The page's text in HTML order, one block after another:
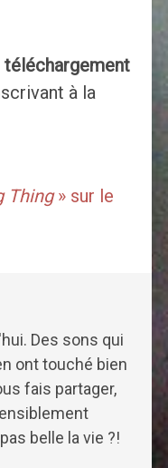
téléchargement
à la
Thing» sur le
Des sons qui
ont touché bien
fais partager,
belle la vie ?!